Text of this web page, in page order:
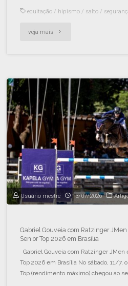
equitação / hipismo / salto /
veja mais
Usuário mestre 13/07/2026
Gabriel Gouveia com Ratzinger
Senior Top 2026 em Brasília
Gabriel Gouveia com Ratzinger JMen
Top 2026 em Brasília No sábado, 11/7,
Top (rendimento máximo) chegou ao